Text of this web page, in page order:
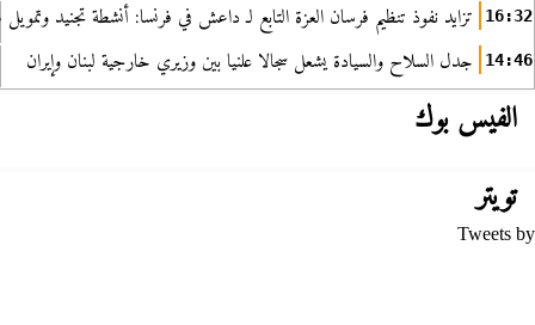
16:32 تزايد نفوذ تنظيم فرسان العزة التابع لـ داعش في فرنسا: أنشطة تجنيد
14:46 جدل السلاح والسيادة يشعل سجالا علنيا بين وزيري خارجية لبنان وإيران
الفيس بوك
تويتر
Tweets by